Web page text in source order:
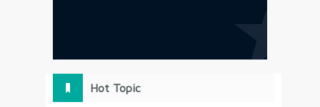
Hot Topic